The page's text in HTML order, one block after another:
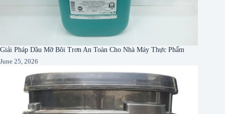
Giải Pháp Dầu Mỡ Bôi Trơn An Toàn Cho Nhà Máy Thực Phẩm
June 25, 2026